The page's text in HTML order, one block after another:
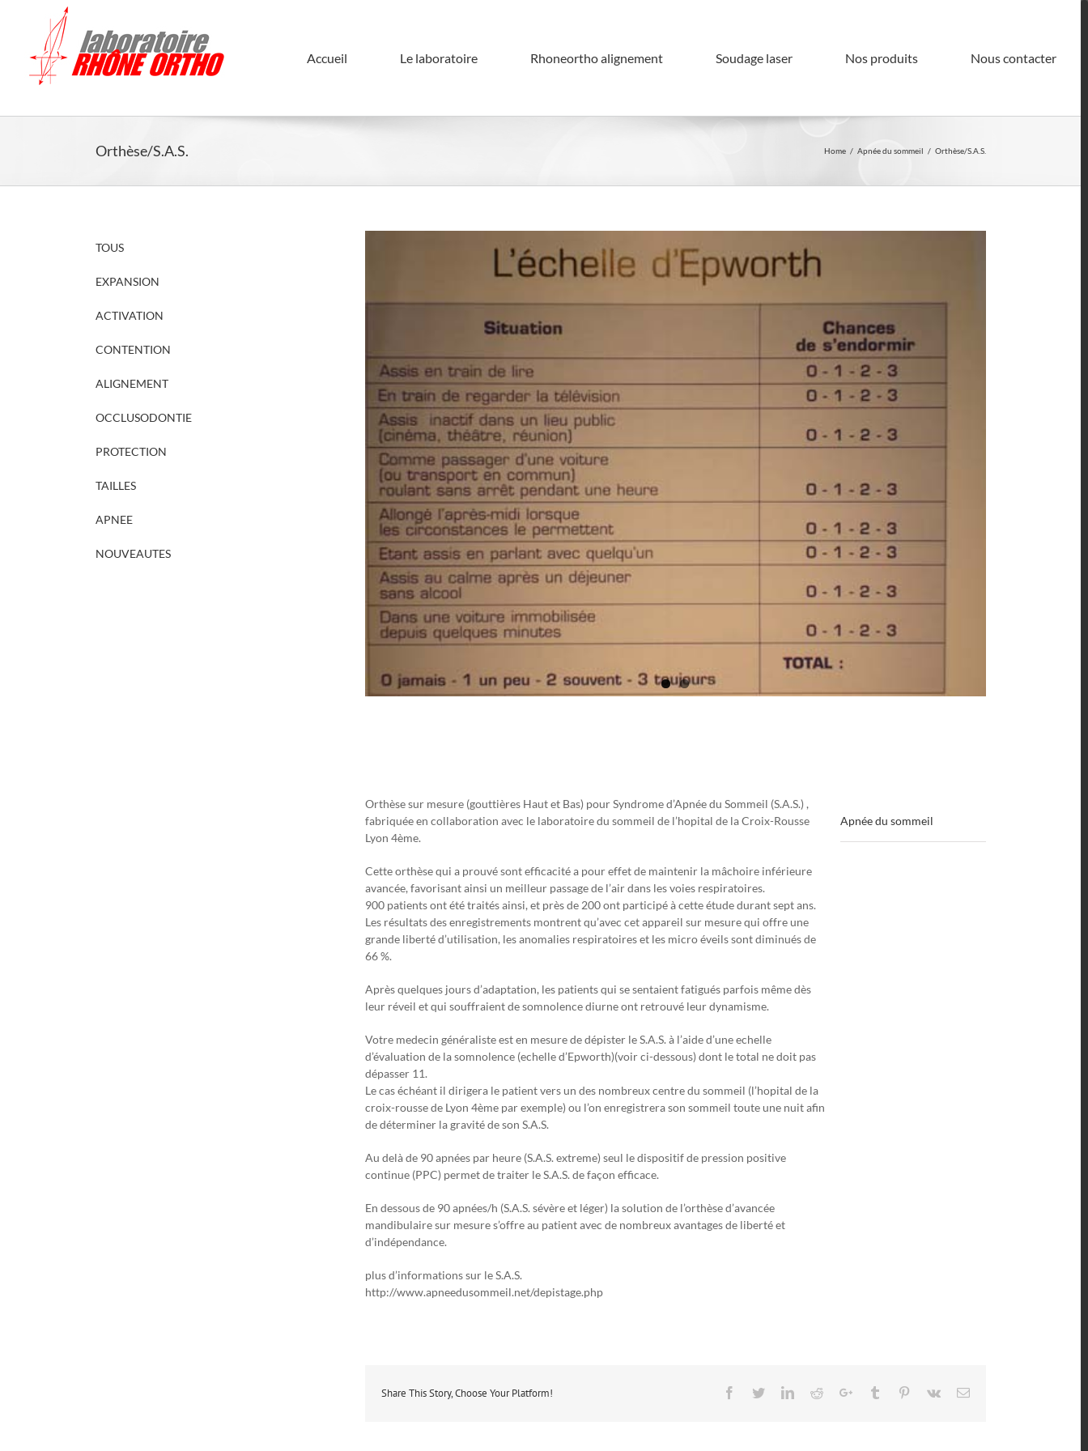
Accueil Le laboratoire Rhoneortho alignement Soudage laser Nos produits Nous contacter
Orthèse/S.A.S. Home / Apnée du sommeil / Orthèse/S.A.S.
Orthèse sur mesure (gouttières Haut et Bas) pour Syndrome d’Apnée du Sommeil (S.A.S.) ,
fabriquée en collaboration avec le laboratoire du sommeil de l’hopital de la Croix-Rousse
Lyon 4ème.
Cette orthèse qui a prouvé sont efficacité a pour effet de maintenir la mâchoire inférieure
avancée, favorisant ainsi un meilleur passage de l’air dans les voies respiratoires.
900 patients ont été traités ainsi, et près de 200 ont participé à cette étude durant sept ans.
Les résultats des enregistrements montrent qu’avec cet appareil sur mesure qui offre une
grande liberté d’utilisation, les anomalies respiratoires et les micro éveils sont diminués de
66 %.
Après quelques jours d’adaptation, les patients qui se sentaient fatigués parfois même dès
leur réveil et qui souffraient de somnolence diurne ont retrouvé leur dynamisme.
Votre medecin généraliste est en mesure de dépister le S.A.S. à l’aide d’une echelle
d’évaluation de la somnolence (echelle d’Epworth)(voir ci-dessous) dont le total ne doit pas
dépasser 11.
Le cas échéant il dirigera le patient vers un des nombreux centre du sommeil (l’hopital de la
croix-rousse de Lyon 4ème par exemple) ou l’on enregistrera son sommeil toute une nuit afin
de déterminer la gravité de son S.A.S.
Au delà de 90 apnées par heure (S.A.S. extreme) seul le dispositif de pression positive
continue (PPC) permet de traiter le S.A.S. de façon efficace.
En dessous de 90 apnées/h (S.A.S. sévère et léger) la solution de l’orthèse d’avancée
mandibulaire sur mesure s’offre au patient avec de nombreux avantages de liberté et
d’indépendance.
plus d’informations sur le S.A.S.
http://www.apneedusommeil.net/depistage.php
Apnée du sommeil
Share This Story, Choose Your Platform! Facebook
TwitterLinkedIn
RedditGoogle+Tumblr Pinterest
Vk Email
TOUS
EXPANSION
ACTIVATION
CONTENTION
ALIGNEMENT
OCCLUSODONTIE
PROTECTION
TAILLES
APNEE
NOUVEAUTES